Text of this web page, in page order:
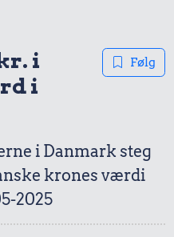
i
i
Følg
i Danmark steg
krones værdi
2025